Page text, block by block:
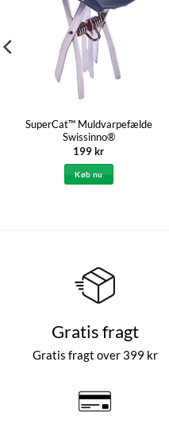
SuperCat™ Muldvarpefælde
Swissinno®
199kr
Køb nu
Gratis fragt
Gratis fragt over 399 kr